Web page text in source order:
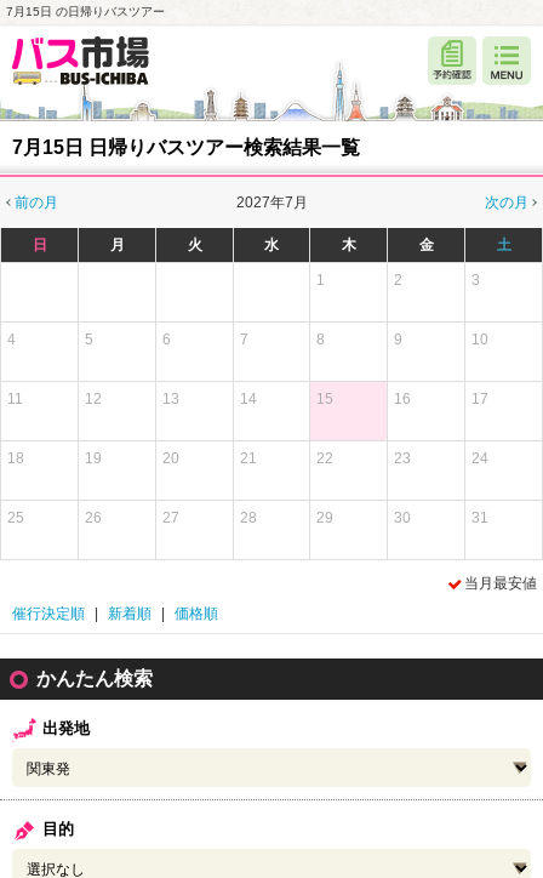
7月15日 の日帰りバスツアー
7月15日 日帰りバスツアー検索結果一覧
前の月 次の月
2027年7月
日 月 火 水 木 金 土
1 2 3
4 5 6 7 8 9 10
11 12 13 14 15 16 17
18 19 20 21 22 23 24
25 26 27 28 29 30 31
当月最安値
催行決定順
新着順 価格順
かんたん検索
出発地
目的